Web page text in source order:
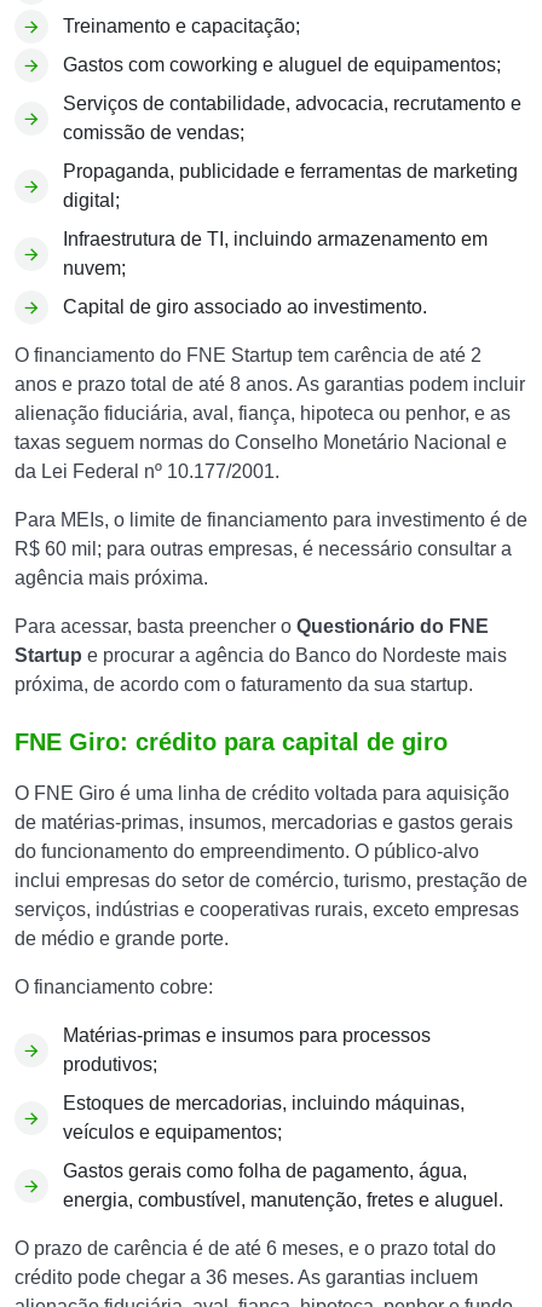
Treinamento e capacitação;
Gastos com coworking e aluguel de equipamentos;
Serviços de contabilidade, advocacia, recrutamento e
comissão de vendas;
Propaganda, publicidade e ferramentas de marketing
digital;
Infraestrutura de TI, incluindo armazenamento em
nuvem;
Capital de giro associado ao investimento.
O financiamento do FNE Startup tem carência de até 2
anos e prazo total de até 8 anos. As garantias podem incluir
alienação fiduciária, aval, fiança, hipoteca ou penhor, e as
taxas seguem normas do Conselho Monetário Nacional e
da Lei Federal nº 10.177/2001.
Para MEIs, o limite de financiamento para investimento é de
R$ 60 mil; para outras empresas, é necessário consultar a
agência mais próxima.
Para acessar, basta preencher o Questionário do FNE
Startup e procurar a agência do Banco do Nordeste mais
próxima, de acordo com o faturamento da sua startup.
FNE Giro: crédito para capital de giro
O FNE Giro é uma linha de crédito voltada para aquisição
de matérias-primas, insumos, mercadorias e gastos gerais
do funcionamento do empreendimento. O público-alvo
inclui empresas do setor de comércio, turismo, prestação de
serviços, indústrias e cooperativas rurais, exceto empresas
de médio e grande porte.
O financiamento cobre:
Matérias-primas e insumos para processos
produtivos;
Estoques de mercadorias, incluindo máquinas,
veículos e equipamentos;
Gastos gerais como folha de pagamento, água,
energia, combustível, manutenção, fretes e aluguel.
O prazo de carência é de até 6 meses, e o prazo total do
crédito pode chegar a 36 meses. As garantias incluem